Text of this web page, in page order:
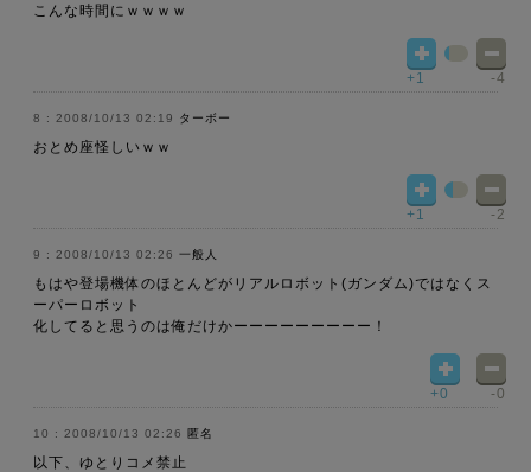
こんな時間にｗｗｗｗ
+1 -4
2008/10/13 02:19 ターボー
おとめ座怪しいｗｗ
+1 -2
2008/10/13 02:26 一般人
もはや登場機体のほとんどがリアルロボット(ガンダム)ではなくス
ーパーロボット
化してると思うのは俺だけかーーーーーーーーー！
+0 -0
2008/10/13 02:26 匿名
以下、ゆとりコメ禁止